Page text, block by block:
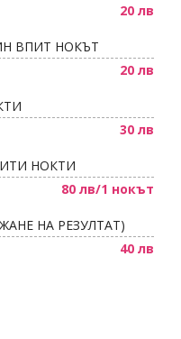
20 лв
ВПИТ НОКЪТ
20 лв
30 лв
НОКТИ
80 лв/1 нокът
НА РЕЗУЛТАТ)
40 лв